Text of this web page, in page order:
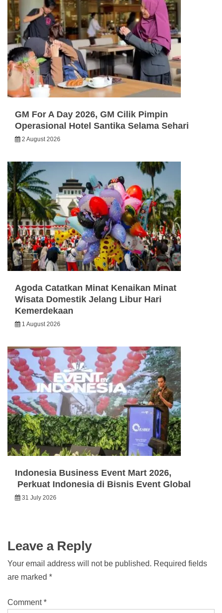
GM For A Day 2026, GM Cilik Pimpin
Operasional Hotel Santika Selama Sehari
2 August 2026
Agoda Catatkan Minat Kenaikan Minat
Wisata Domestik Jelang Libur Hari
Kemerdekaan
1 August 2026
Indonesia Business Event Mart 2026,
Perkuat Indonesia di Bisnis Event Global
31 July 2026
Leave a Reply
Your email address will not be published. Required fields
are marked *
Comment*